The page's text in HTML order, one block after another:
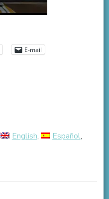
E-mail
English
Español